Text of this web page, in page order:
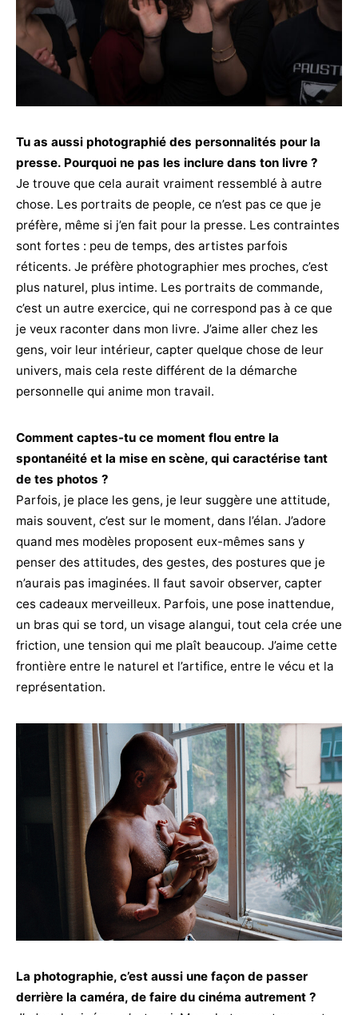
Tu as aussi photographié des personnalités pour la
presse. Pourquoi ne pas les inclure dans ton livre ?
Je trouve que cela aurait vraiment ressemblé à autre
chose. Les portraits de people, ce n’est pas ce que je
préfère, même si j’en fait pour la presse. Les contraintes
sont fortes : peu de temps, des artistes parfois
réticents. Je préfère photographier mes proches, c’est
plus naturel, plus intime. Les portraits de commande,
c’est un autre exercice, qui ne correspond pas à ce que
je veux raconter dans mon livre. J’aime aller chez les
gens, voir leur intérieur, capter quelque chose de leur
univers, mais cela reste différent de la démarche
personnelle qui anime mon travail.
Comment captes-tu ce moment flou entre la
spontanéité et la mise en scène, qui caractérise tant
de tes photos ?
Parfois, je place les gens, je leur suggère une attitude,
mais souvent, c’est sur le moment, dans l’élan. J’adore
quand mes modèles proposent eux-mêmes sans y
penser des attitudes, des gestes, des postures que je
n’aurais pas imaginées. Il faut savoir observer, capter
ces cadeaux merveilleux. Parfois, une pose inattendue,
un bras qui se tord, un visage alangui, tout cela crée une
friction, une tension qui me plaît beaucoup. J’aime cette
frontière entre le naturel et l’artifice, entre le vécu et la
représentation.
La photographie, c’est aussi une façon de passer
derrière la caméra, de faire du cinéma autrement ?